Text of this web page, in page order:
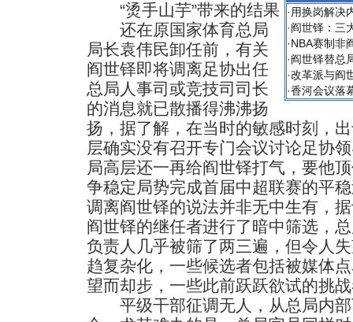
· 用换岗解决
·阎世铎：三
·NBA赛制非
·阎世铎替总
·改革派与阎
·香河会议落
“烫手山芋”带来的结果
还在原国家体育总局
局长袁伟民卸任前，有关
阎世铎即将调离足协出任
总局人事司或竞技司司长
的消息就已散播得沸沸扬
扬，据了解，在当时的敏感时刻，
层确实没有召开专门会议讨论足协
局高层还一再给阎世铎打气，要他
争稳定局势完成首届中超联赛的平
调离阎世铎的说法并非无中生有，
阎世铎的继任者进行了暗中筛选，
负责人几乎被筛了两三遍，但令人
趋复杂化，一些候选者包括被媒体
望而却步，一些此前跃跃欲试的挑
平级干部征调无人，从总局内部